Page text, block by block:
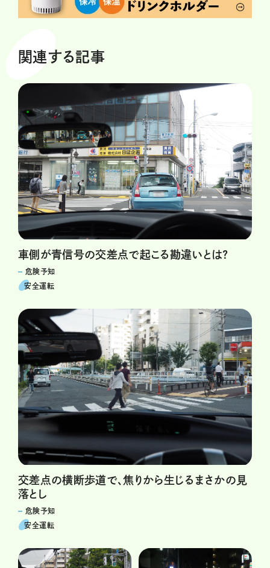
関連する記事
車側が青信号の交差点で起こる勘違いとは?
危険予知
安全運転
交差点の横断歩道で、焦りから生じるまさかの見
落とし
危険予知
安全運転